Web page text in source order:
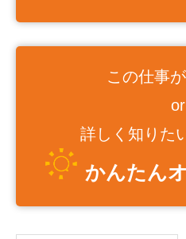
この仕事
or
詳しく知りた
かんたん